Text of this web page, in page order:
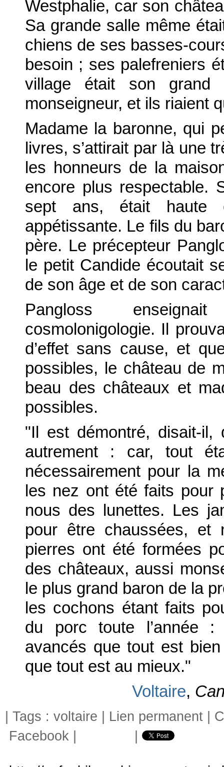
Westphalie, car son
Sa grande salle même
chiens de ses basses-
besoin ; ses palefreniers
village était son grand
monseigneur, et ils riaient
Madame la baronne, qui
livres, s’attirait par là une
les honneurs de la
encore plus respectable.
sept ans, était haute
appétissante. Le fils du
père. Le précepteur
le petit Candide écoutait
de son âge et de son
Pangloss
cosmolonigologie. Il
d’effet sans cause, et
possibles, le château de
beau des châteaux et
possibles.
"Il est démontré, disait-
autrement : car, tout
nécessairement pour la
les nez ont été faits pour
nous des lunettes. Les
pour être chaussées, et
pierres ont été formées
des châteaux, aussi
le plus grand baron de la
les cochons étant faits
du porc toute l’année
avancés que tout est
que tout est au mieux."
Voltaire,
| Tags : voltaire Lien permanent
Facebook